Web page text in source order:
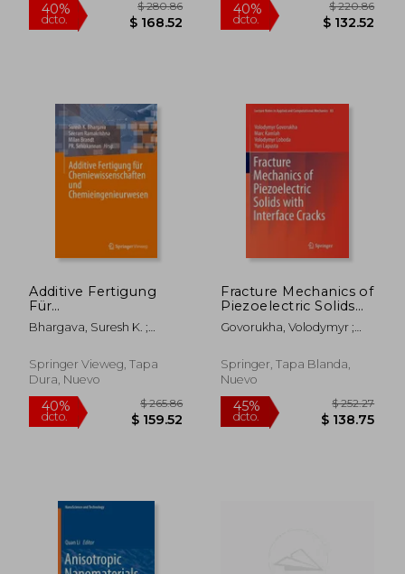
40%
dcto. $ 168.52
40%
dcto.
Additive Fertigung
Für
Chemiewissenschaften
Und
(en Alemán)
Bhargava, Suresh K. ;
Brandt, Milan
Springer Vieweg, Tapa
Dura, Nuevo
Fracture Mechanics of
Piezoelectric Solids
with Interface Cracks
(en Inglés)
Govorukha, Volodymyr ;
Volodymyr
Springer, Tapa Blanda,
Nuevo